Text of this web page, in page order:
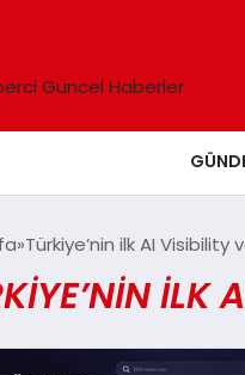
Türkiye’nin ilk AI
ILK